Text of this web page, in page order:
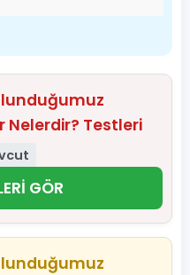
Nelerdir? Testleri
GÖR